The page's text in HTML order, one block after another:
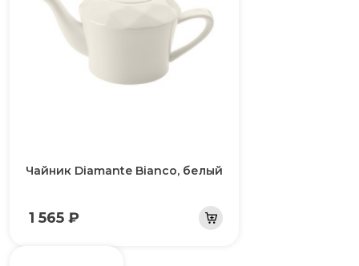
Чайник Diamante Bianco, белый
1 565 ₽